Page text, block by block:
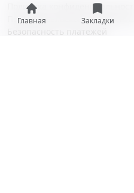
Главная Закладки
Политика конфиденциальности
Пользовательское соглашение
Безопасность платежей